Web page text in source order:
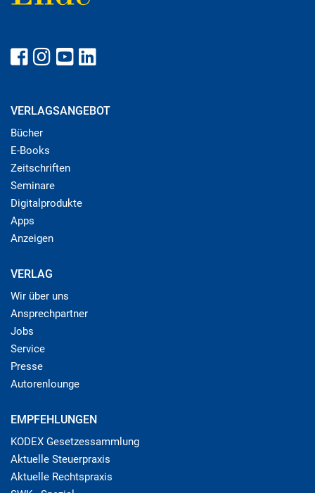
VERLAGSANGEBOT
Bücher
E-Books
Zeitschriften
Seminare
Digitalprodukte
Apps
Anzeigen
VERLAG
Wir über uns
Ansprechpartner
Jobs
Service
Presse
Autorenlounge
EMPFEHLUNGEN
KODEX Gesetzessammlung
Aktuelle Steuerpraxis
Aktuelle Rechtspraxis